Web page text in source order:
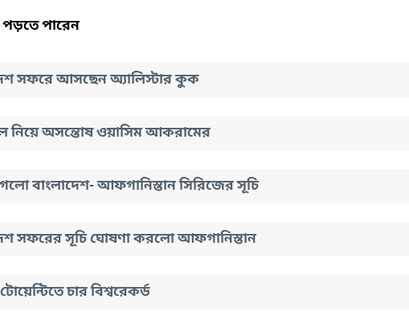
পারেন
সফরে আসছেন অ্যালিস্টার কুক
নিয়ে অসন্তোষ ওয়াসিম আকরামের
বাংলাদেশ- আফগানিস্তান সিরিজের সূচি
সফরের সূচি ঘোষণা করলো আফগানিস্তান
চার বিশ্বরেকর্ড